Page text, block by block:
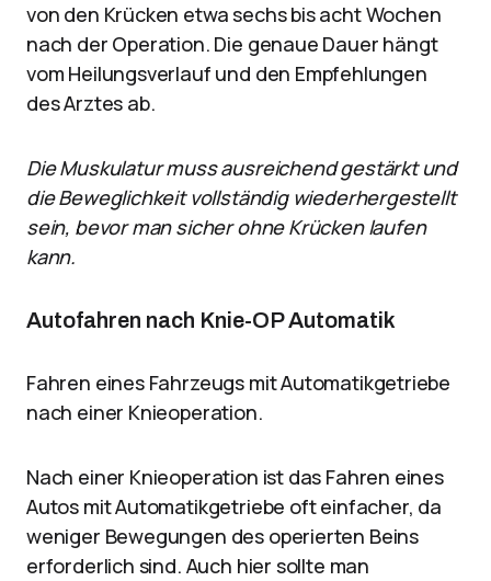
von den Krücken etwa sechs bis acht Wochen
nach der Operation. Die genaue Dauer hängt
vom Heilungsverlauf und den Empfehlungen
des Arztes ab.
Die Muskulatur muss ausreichend gestärkt und
die Beweglichkeit vollständig wiederhergestellt
sein, bevor man sicher ohne Krücken laufen
kann.
Autofahren nach Knie-OP Automatik
Fahren eines Fahrzeugs mit Automatikgetriebe
nach einer Knieoperation.
Nach einer Knieoperation ist das Fahren eines
Autos mit Automatikgetriebe oft einfacher, da
weniger Bewegungen des operierten Beins
erforderlich sind. Auch hier sollte man